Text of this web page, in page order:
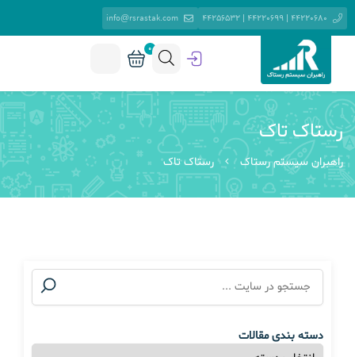
44220680 | 44220699 | 44256532
info@rsrastak.com
0
رستاک تاک
راهبران سیستم رستاک رستاک تاک
دسته بندی مقالات